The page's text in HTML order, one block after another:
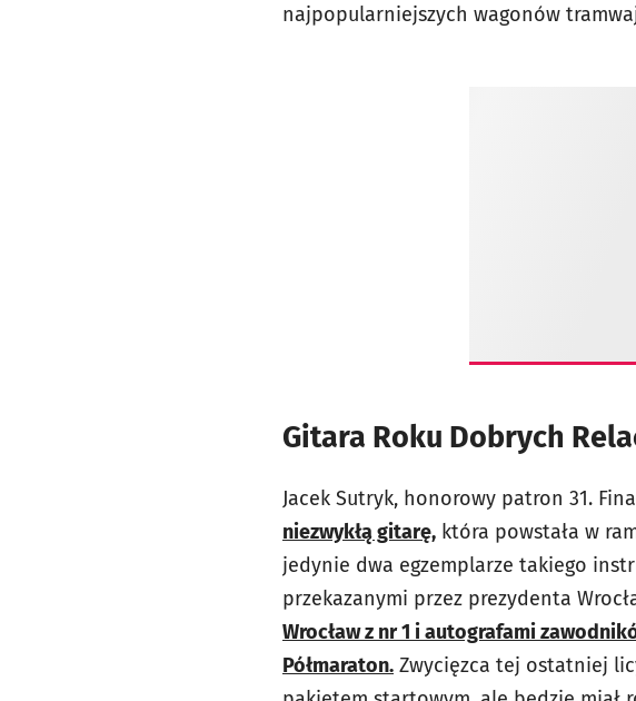
najpopularniejszych wagonów
Gitara Roku Dobrych
Jacek Sutryk, honorowy patron 31.
niezwykłą gitarę, która powstała w
jedynie dwa egzemplarze takiego
przekazanymi przez prezydenta
Wrocław z nr 1 i autografami
Półmaraton. Zwycięzca tej ostatniej